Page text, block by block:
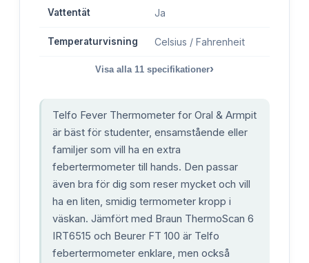
Vattentät Ja
Temperaturvisning Celsius / Fahrenheit
Visa alla 11 specifikationer›
Telfo Fever Thermometer for Oral & Armpit
är bäst för studenter, ensamstående eller
familjer som vill ha en extra
febertermometer till hands. Den passar
även bra för dig som reser mycket och vill
ha en liten, smidig termometer kropp i
väskan. Jämfört med Braun ThermoScan 6
IRT6515 och Beurer FT 100 är Telfo
febertermometer enklare, men också